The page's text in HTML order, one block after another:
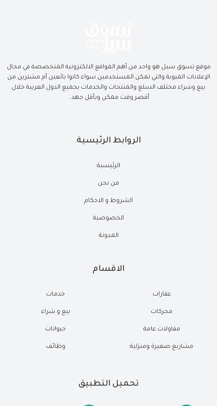
موقع تسوق سيل هو واحد من أهم المواقع الالكترونية المتخصصة في مجال
الإعلانات المبوبة والتي تمكن المستخدمين سواء كانوا بائعين أم مشترين من
بيع وشراء مختلف السلع والمنتجات والخدمات بجميع الدول العربية خلال
أقصر وقت ممكن وبأقل جهد .
الروابط الرئيسية
الرئيسية
من نحن
الشروط و الاحكام
الخصوصية
المدونة
الاقسام
عقارات
محركات
مقاولات عامة
مشاريع صغيرة ومنزلية
خدمات
بيع و شراء
حيوانات
وظائف
تحميل التطبيق